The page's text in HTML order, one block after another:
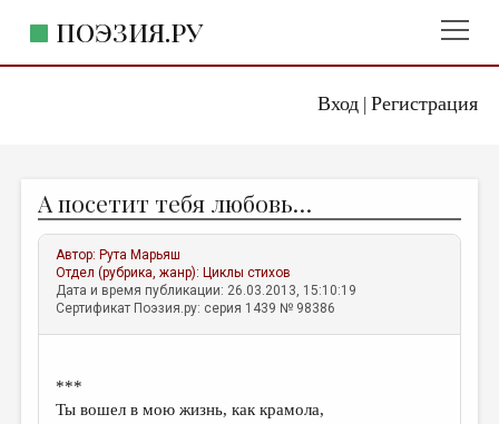
Вход| Регистрация
ПОЭЗИЯ.РУ
ЖАНРЫ
АВТОРЫ
КОММЕНТАРИИ
ЛИТСАЛОН
ПРАВИЛА САЙТА
А посетит тебя любовь…
Автор: Рута Марьяш
Отдел (рубрика, жанр): Циклы стихов
Дата и время публикации: 26.03.2013, 15:10:19
Сертификат Поэзия.ру: серия 1439 № 98386
***
Ты вошел в мою жизнь, как крамола,